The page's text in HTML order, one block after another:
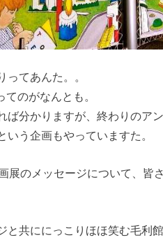
ってあんた。。
のがなんとも。
ば分かりますが、終わりのア
う企画もやっていますた。
展のメッセージについて、皆
と共ににっこりほほ笑む毛利館